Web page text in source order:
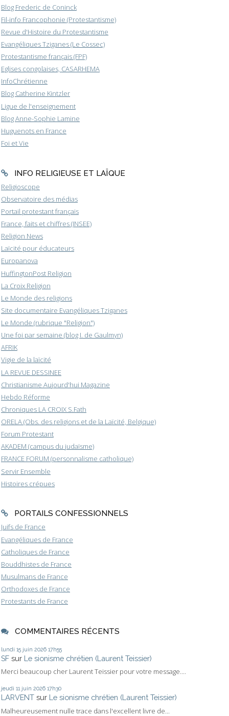
Blog Frederic de Coninck
Fil-info Francophonie (Protestantisme)
Revue d'Histoire du Protestantisme
Evangéliques Tziganes (Le Cossec)
Protestantisme français (FPF)
Eglises congolaises, CASARHEMA
InfoChrétienne
Blog Catherine Kintzler
Ligue de l'enseignement
Blog Anne-Sophie Lamine
Huguenots en France
Foi et Vie
INFO RELIGIEUSE ET LAÏQUE
Religioscope
Observatoire des médias
Portail protestant français
France, faits et chiffres (INSEE)
Religion News
Laïcité pour éducateurs
Europanova
HuffingtonPost Religion
La Croix Religion
Le Monde des religions
Site documentaire Evangéliques Tziganes
Le Monde (rubrique "Religion")
Une foi par semaine (blog I. de Gaulmyn)
AFRIK
Vigie de la laïcité
LA REVUE DESSINEE
Christianisme Aujourd'hui Magazine
Hebdo Réforme
Chroniques LA CROIX S.Fath
ORELA (Obs. des religions et de la Laïcité, Belgique)
Forum Protestant
AKADEM (campus du judaïsme)
FRANCE FORUM (personnalisme catholique)
Servir Ensemble
Histoires crépues
PORTAILS CONFESSIONNELS
Juifs de France
Evangéliques de France
Catholiques de France
Bouddhistes de France
Musulmans de France
Orthodoxes de France
Protestants de France
COMMENTAIRES RÉCENTS
lundi 15 juin 2026 17h55
SF sur Le sionisme chrétien (Laurent Teissier)
Merci beaucoup cher Laurent Teissier pour votre message....
jeudi 11 juin 2026 17h30
LARVENT sur Le sionisme chrétien (Laurent Teissier)
Malheureusement nulle trace dans l'excellent livre de...